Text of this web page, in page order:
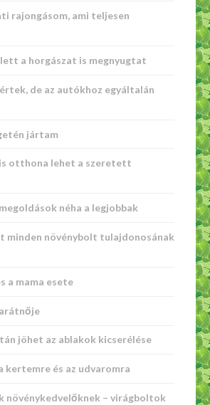
rajongásom, ami teljesen
a horgászat is megnyugtat
de az autókhoz egyáltalán
jártam
otthona lehet a szeretett
néha a legjobbak
minden növénybolt tulajdonosának
a mama esete
jöhet az ablakok kicserélése
kertemre és az udvaromra
növénykedvelőknek – virágboltok